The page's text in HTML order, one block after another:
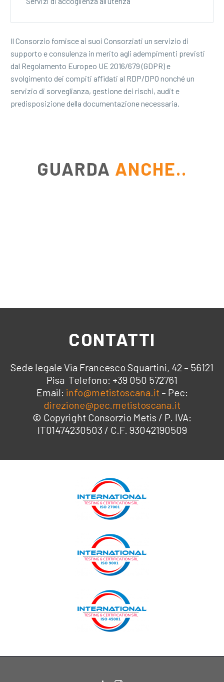
Il Consorzio fornisce ai suoi Consorziati un servizio di
supporto e consulenza in merito agli adempimenti previsti
dal Regolamento Europeo UE 2016/679 (GDPR) e
svolgimento dei compiti affidati al RDP/DPO nonché un
servizio di sorveglianza, gestione dei rischi, audit e
predisposizione della documentazione necessaria.
GUARDA ANCHE..
CONTATTI
Sede legale Via Francesco Squartini, 42 – 56121
Pisa Telefono: +39 050 572761
Email: info@metistoscana.it – Pec:
direzione@pec.metistoscana.it
© Copyright Consorzio Metis / P. IVA:
IT01474230503 / C.F. 93042190509